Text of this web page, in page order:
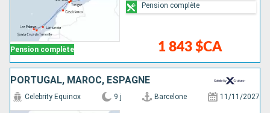
Pension complète 1 843 $CA
Pension complète
PORTUGAL, MAROC, ESPAGNE
Celebrity Equinox 9 j Barcelone 11/11/2027